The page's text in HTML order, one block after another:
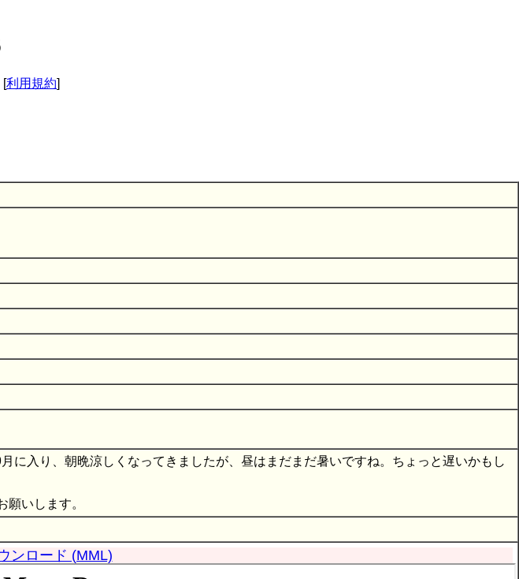
[利用規約]
に入り、朝晩涼しくなってきましたが、昼はまだまだ暑いですね。ちょっと遅いかもし
いします。
ンロード (MML)